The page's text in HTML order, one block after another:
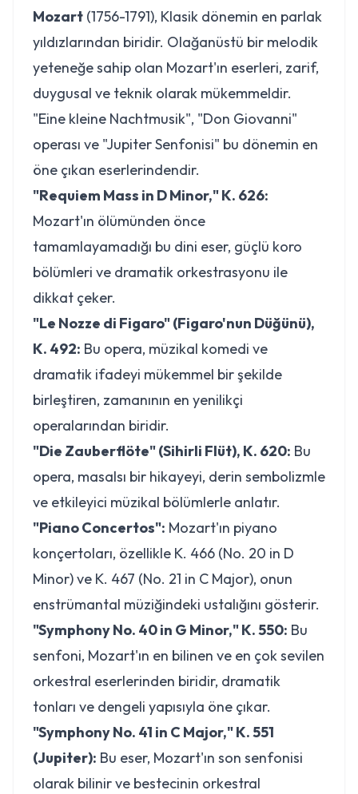
Mozart (1756-1791), Klasik dönemin en parlak
yıldızlarından biridir. Olağanüstü bir melodik
yeteneğe sahip olan Mozart'ın eserleri, zarif,
duygusal ve teknik olarak mükemmeldir.
"Eine kleine Nachtmusik", "Don Giovanni"
operası ve "Jupiter Senfonisi" bu dönemin en
öne çıkan eserlerindendir.
"Requiem Mass in D Minor," K. 626:
Mozart'ın ölümünden önce
tamamlayamadığı bu dini eser, güçlü koro
bölümleri ve dramatik orkestrasyonu ile
dikkat çeker.
"Le Nozze di Figaro" (Figaro'nun Düğünü),
K. 492: Bu opera, müzikal komedi ve
dramatik ifadeyi mükemmel bir şekilde
birleştiren, zamanının en yenilikçi
operalarından biridir.
"Die Zauberflöte" (Sihirli Flüt), K. 620: Bu
opera, masalsı bir hikayeyi, derin sembolizmle
ve etkileyici müzikal bölümlerle anlatır.
"Piano Concertos": Mozart'ın piyano
konçertoları, özellikle K. 466 (No. 20 in D
Minor) ve K. 467 (No. 21 in C Major), onun
enstrümantal müziğindeki ustalığını gösterir.
"Symphony No. 40 in G Minor," K. 550: Bu
senfoni, Mozart'ın en bilinen ve en çok sevilen
orkestral eserlerinden biridir, dramatik
tonları ve dengeli yapısıyla öne çıkar.
"Symphony No. 41 in C Major," K. 551
(Jupiter): Bu eser, Mozart'ın son senfonisi
olarak bilinir ve bestecinin orkestral